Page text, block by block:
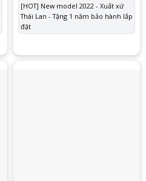
[HOT] New model 2022 - Xuất xứ
Thái Lan - Tặng 1 năm bảo hành lắp
đặt